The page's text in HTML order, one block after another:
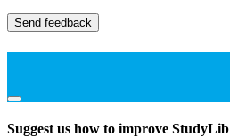
Send feedback
Suggest us how to improve StudyLib